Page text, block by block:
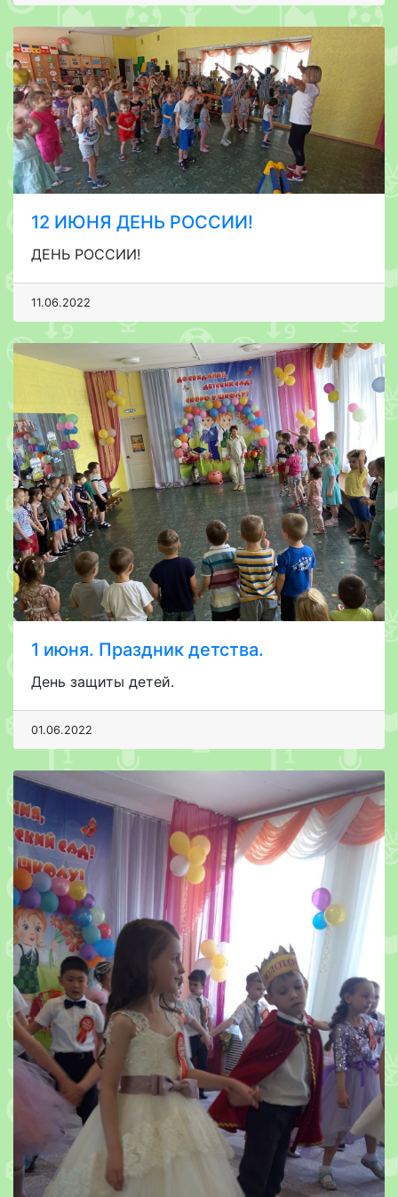
12 ИЮНЯ ДЕНЬ РОССИИ!
ДЕНЬ РОССИИ!
11.06.2022
1 июня. Праздник детства.
День защиты детей.
01.06.2022